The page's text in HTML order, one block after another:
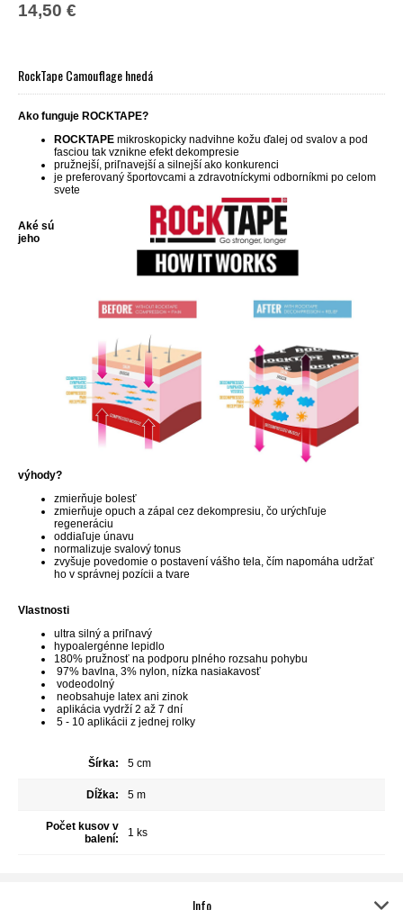
14,50 €
RockTape Camouflage hnedá
Ako funguje ROCKTAPE?
ROCKTAPE mikroskopicky nadvihne kožu ďalej od svalov a pod
fasciou tak vznikne efekt dekompresie
pružnejší, priľnavejší a silnejší ako konkurenci
je preferovaný športovcami a zdravotníckymi odborníkmi po celom
svete
Aké sú
jeho
výhody?
zmierňuje bolesť
zmierňuje opuch a zápal cez dekompresiu, čo urýchľuje
regeneráciu
oddiaľuje únavu
normalizuje svalový tonus
zvyšuje povedomie o postavení vášho tela, čím napomáha udržať
ho v správnej pozícii a tvare
Vlastnosti
ultra silný a priľnavý
hypoalergénne lepidlo
180% pružnosť na podporu plného rozsahu pohybu
97% bavlna, 3% nylon, nízka nasiakavosť
vodeodolný
neobsahuje latex ani zinok
aplikácia vydrží 2 až 7 dní
5 - 10 aplikácii z jednej rolky
Šírka: 5 cm
Dĺžka: 5 m
Počet kusov v
balení:
1 ks
Info